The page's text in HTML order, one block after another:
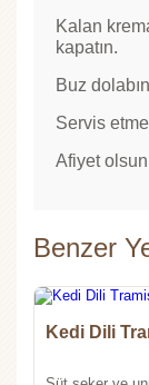
Kalan
kapatın.
Buz
Servis
Afiyet
Benzer
Kedi Dili